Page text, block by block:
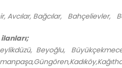
Avcılar, Bağcılar, Bahçelievler,
Beyoğlu,